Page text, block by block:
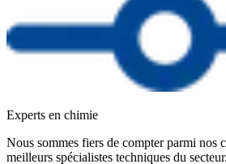
Experts en chimie
Nous sommes fiers de compter parmi nos
meilleurs spécialistes techniques du